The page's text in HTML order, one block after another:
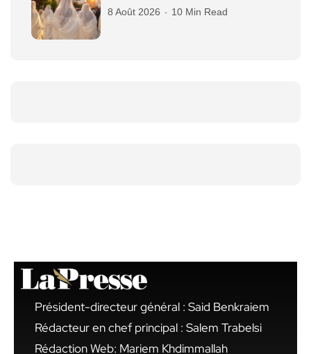
8 Août 2026 10 Min Read
Président-directeur général : Said Benkraiem
Rédacteur en chef principal : Salem Trabelsi
Rédaction Web: Mariem Khdimmallah